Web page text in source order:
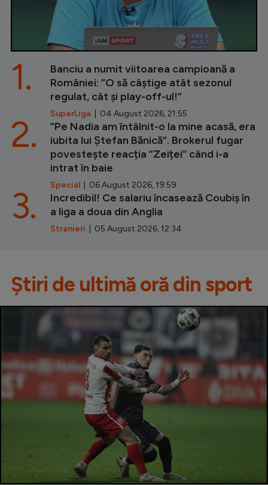
Banciu a numit viitoarea campioană a
României: ”O să câștige atât sezonul
regulat, cât și play-off-ul!”
SuperLiga | 04 August 2026, 21:55
1.
”Pe Nadia am întâlnit-o la mine acasă, era
iubita lui Ștefan Bănică”. Brokerul fugar
povestește reacția ”Zeiței” când i-a
intrat în baie
Special | 06 August 2026, 19:59
2.
Incredibil! Ce salariu încasează Coubiș în
a liga a doua din Anglia
Stranieri | 05 August 2026, 12:34
3.
Știri de ultimă oră din sport